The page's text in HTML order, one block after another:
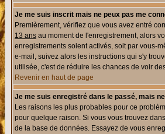
Je me suis inscrit mais ne peux pas me
Premièrement, vérifiez que vous avez entré
13 ans au moment de l'enregistrement, alors
enregistrements soient activés, soit par vous-
e-mail, suivez alors les instructions qui s'y
utilisée, c'est de réduire les chances de voir
Revenir en haut de page
Je me suis enregistré dans le passé, mais
Les raisons les plus probables pour ce
pour quelque raison. Si vous vous trouvez
de la base de données. Essayez de vous